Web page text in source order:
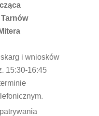
i wniosków
15:30-16:45